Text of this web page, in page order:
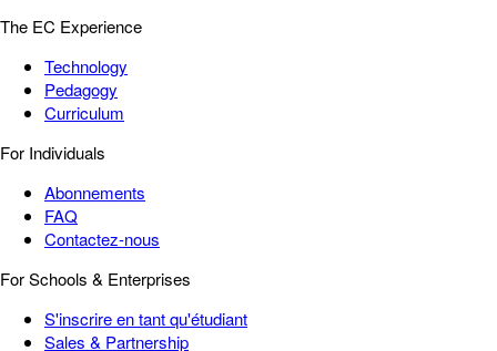
The EC Experience
Technology
Pedagogy
Curriculum
For Individuals
Abonnements
FAQ
Contactez-nous
For Schools & Enterprises
S'inscrire en tant qu'étudiant
Sales & Partnership